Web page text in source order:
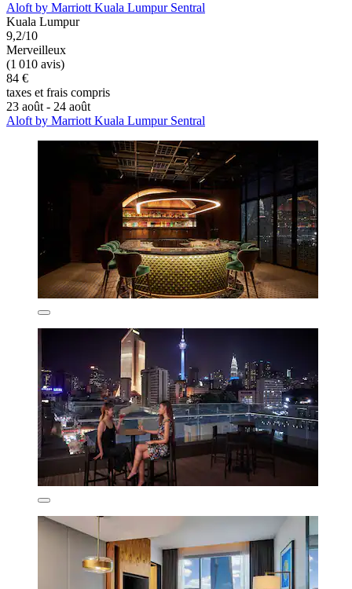
Aloft by Marriott Kuala Lumpur Sentral
Kuala Lumpur
9,2/10
Merveilleux
(1 010 avis)
84 €
taxes et frais compris
23 août - 24 août
Aloft by Marriott Kuala Lumpur Sentral